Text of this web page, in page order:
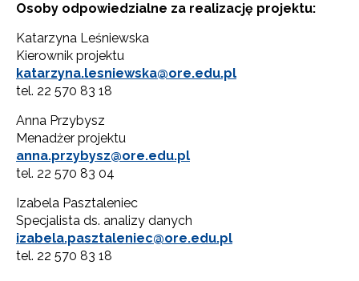
Osoby odpowiedzialne za realizację projektu:
Katarzyna Leśniewska
Kierownik projektu
katarzyna.lesniewska@ore.edu.pl
tel. 22 570 83 18
Anna Przybysz
Menadżer projektu
anna.przybysz@ore.edu.pl
tel. 22 570 83 04
Izabela Pasztaleniec
Specjalista ds. analizy danych
izabela.pasztaleniec@ore.edu.pl
tel. 22 570 83 18